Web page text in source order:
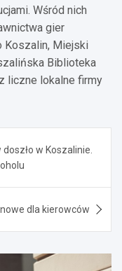
Wśród nich
gier
Koszalin, Miejski
Biblioteka
liczne lokalne firmy
w Koszalinie.
dla kierowców